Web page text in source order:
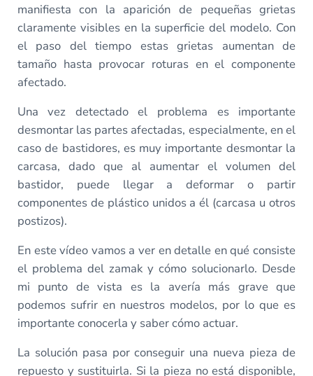
manifiesta con la aparición de pequeñas grietas
claramente visibles en la superficie del modelo. Con
el paso del tiempo estas grietas aumentan de
tamaño hasta provocar roturas en el componente
afectado.
Una vez detectado el problema es importante
desmontar las partes afectadas, especialmente, en el
caso de bastidores, es muy importante desmontar la
carcasa, dado que al aumentar el volumen del
bastidor, puede llegar a deformar o partir
componentes de plástico unidos a él (carcasa u otros
postizos).
En este vídeo vamos a ver en detalle en qué consiste
el problema del zamak y cómo solucionarlo. Desde
mi punto de vista es la avería más grave que
podemos sufrir en nuestros modelos, por lo que es
importante conocerla y saber cómo actuar.
La solución pasa por conseguir una nueva pieza de
repuesto y sustituirla. Si la pieza no está disponible,